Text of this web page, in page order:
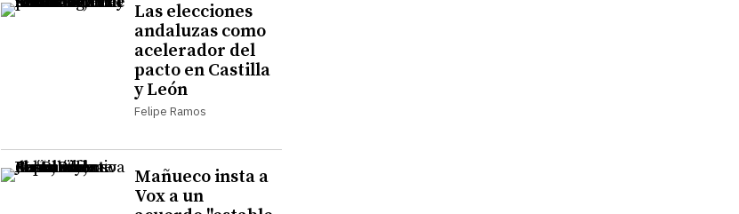
Las elecciones
andaluzas como
acelerador del
pacto en Castilla
y León
Felipe Ramos
Mañueco insta a
Vox a un